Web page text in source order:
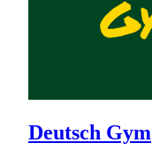
Deutsch Gym